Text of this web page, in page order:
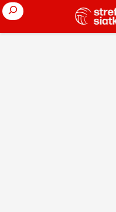
Search